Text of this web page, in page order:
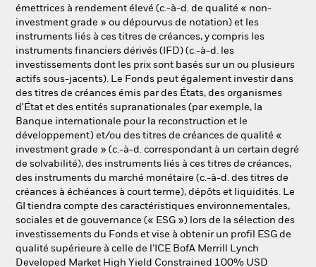
émettrices à rendement élevé (c.-à-d. de qualité « non-
investment grade » ou dépourvus de notation) et les
instruments liés à ces titres de créances, y compris les
instruments financiers dérivés (IFD) (c.-à-d. les
investissements dont les prix sont basés sur un ou plusieurs
actifs sous-jacents). Le Fonds peut également investir dans
des titres de créances émis par des États, des organismes
d'État et des entités supranationales (par exemple, la
Banque internationale pour la reconstruction et le
développement) et/ou des titres de créances de qualité «
investment grade » (c.-à-d. correspondant à un certain degré
de solvabilité), des instruments liés à ces titres de créances,
des instruments du marché monétaire (c.-à-d. des titres de
créances à échéances à court terme), dépôts et liquidités. Le
GI tiendra compte des caractéristiques environnementales,
sociales et de gouvernance (« ESG ») lors de la sélection des
investissements du Fonds et vise à obtenir un profil ESG de
qualité supérieure à celle de l’ICE BofA Merrill Lynch
Developed Market High Yield Constrained 100% USD